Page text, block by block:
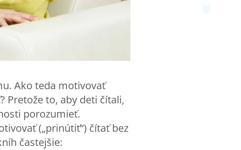
Ako teda motivovať
Pretože to, aby deti čítali,
porozumieť.
(„prinútiť“) čítať bez
častejšie: